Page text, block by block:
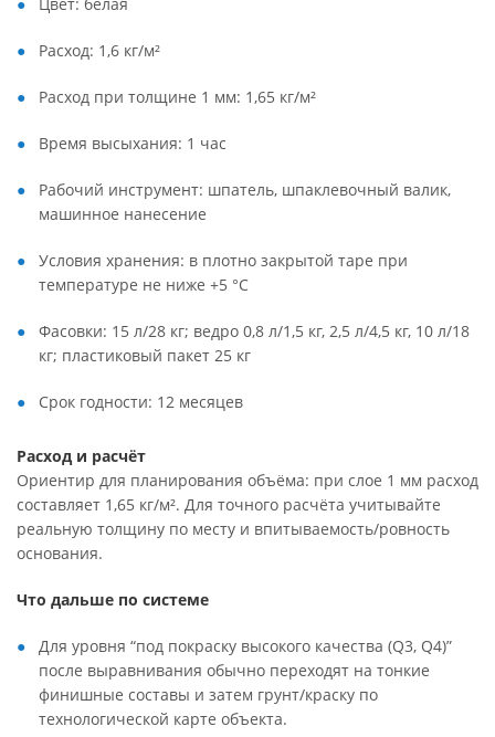
Расход: 1,6 кг/м²
Расход при толщине 1 мм: 1,65 кг/м²
Время высыхания: 1 час
Рабочий инструмент: шпатель, шпаклевочный валик,
машинное нанесение
Условия хранения: в плотно закрытой таре при
температуре не ниже +5 °C
Фасовки: 15 л/28 кг; ведро 0,8 л/1,5 кг, 2,5 л/4,5 кг, 10 л/18
кг; пластиковый пакет 25 кг
Срок годности: 12 месяцев
Расход и расчёт
Ориентир для планирования объёма: при слое 1 мм расход
составляет 1,65 кг/м². Для точного расчёта учитывайте
реальную толщину по месту и впитываемость/ровность
основания.
Что дальше по системе
Для уровня “под покраску высокого качества (Q3, Q4)”
после выравнивания обычно переходят на тонкие
финишные составы и затем грунт/краску по
технологической карте объекта.